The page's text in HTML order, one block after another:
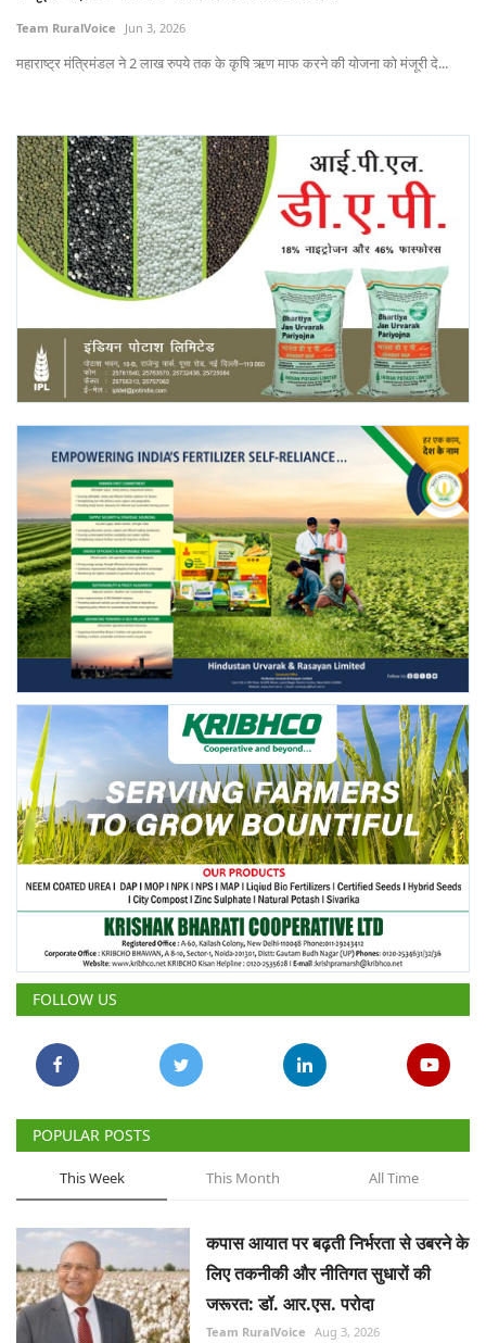
Agribusiness
Agritech
Cooperatives
International
Rural Dialogue
Ground Report
Rural Connect
Gallery
National
Latest News
Agriculture Conclave and NACOF
Awards 2022
Agri Start-Ups
Language
English Hindi
Team RuralVoice Jun 3, 2026
महाराष्ट्र मंत्रिमंडल ने 2 लाख रुपये तक के कृषि ऋण माफ करने की योजना को मंजूरी दे...
FOLLOW US
POPULAR POSTS
This Week This Month All Time
कपास आयात पर बढ़ती निर्भरता से उबरने के
लिए तकनीकी और नीतिगत सुधारों की
जरूरत: डॉ. आर.एस. परोदा
Team RuralVoice Aug 3, 2026